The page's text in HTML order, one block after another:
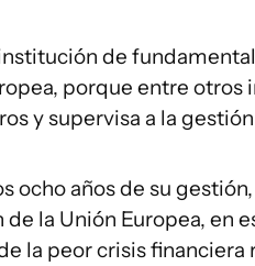
institución de
porque entre
y supervisa a la
ocho años de su
de la Unión Europea, en
la peor crisis